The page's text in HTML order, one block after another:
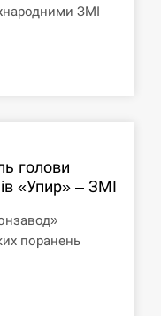
загинули три
ЗМІ
голови
«Упир» – ЗМІ
поранень